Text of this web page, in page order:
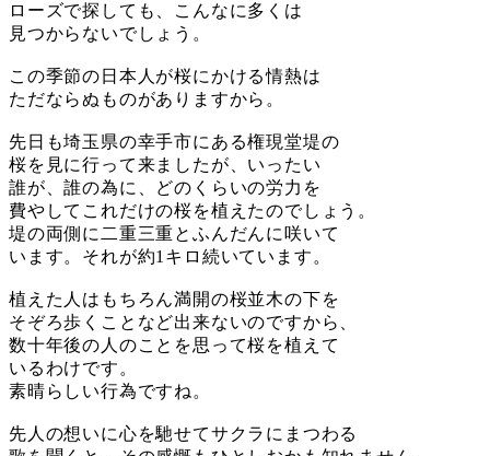
ローズで探しても、こんなに多くは
見つからないでしょう。
この季節の日本人が桜にかける情熱は
ただならぬものがありますから。
先日も埼玉県の幸手市にある権現堂堤の
桜を見に行って来ましたが、いったい
誰が、誰の為に、どのくらいの労力を
費やしてこれだけの桜を植えたのでしょう。
堤の両側に二重三重とふんだんに咲いて
います。それが約1キロ続いています。
植えた人はもちろん満開の桜並木の下を
そぞろ歩くことなど出来ないのですから、
数十年後の人のことを思って桜を植えて
いるわけです。
素晴らしい行為ですね。
先人の想いに心を馳せてサクラにまつわる